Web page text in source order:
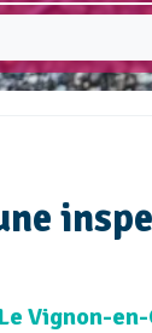
Vignon-